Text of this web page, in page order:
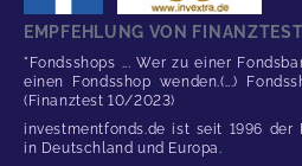
EMPFEHLUNG VON
"Fondsshops ... Wer zu einer
einen Fondsshop wenden.(...)
(Finanztest 10/2023)
investmentfonds.de ist seit 1996 der
in Deutschland und Europa.